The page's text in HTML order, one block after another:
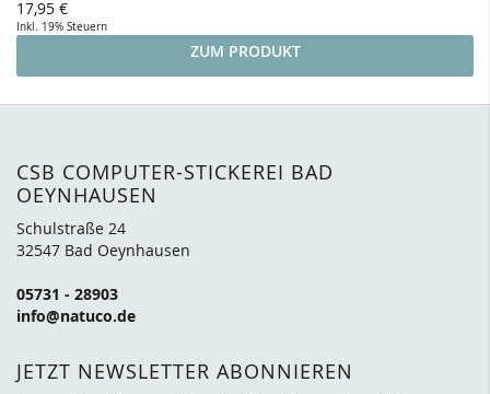
17,95 €
Inkl. 19% Steuern
ZUM PRODUKT
CSB COMPUTER-STICKEREI BAD
OEYNHAUSEN
Schulstraße 24
32547 Bad Oeynhausen
05731 - 28903
info@natuco.de
JETZT NEWSLETTER ABONNIEREN